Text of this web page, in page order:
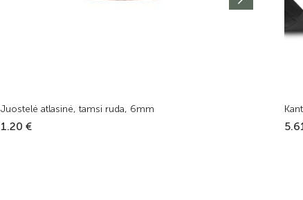
Juostelė atlasinė, tamsi ruda, 6mm
1.20 €